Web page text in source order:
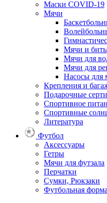
Маски COVID-19
Мячи
Мячи и
Мячи для
Мячи для
Насосы для
Крепления и
Подарочные
Спортивное
Спортивные
Литература
Футбол
Аксессуары
Гетры
Мячи для футзала
Перчатки
Сумки, Рюкзаки
Футбольная форма